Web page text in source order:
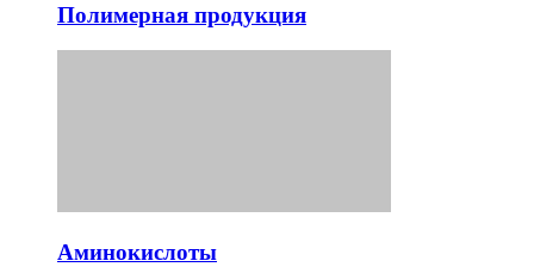
Полимерная продукция
Аминокислоты